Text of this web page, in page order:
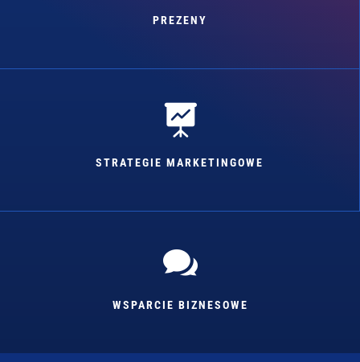
PREZENY

STRATEGIE MARKETINGOWE

WSPARCIE BIZNESOWE